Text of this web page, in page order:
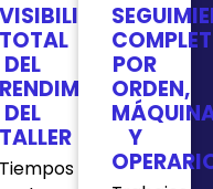
VISIBILIDAD
TOTAL
DEL
RENDIMIENTO
DEL
TALLER
Tiempos
POR
ORDEN,
Y